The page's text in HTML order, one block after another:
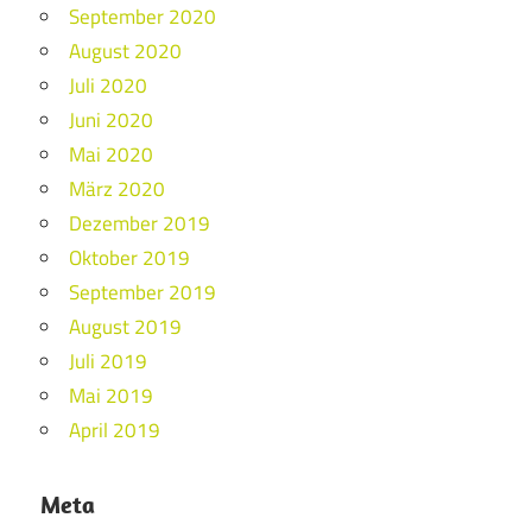
September 2020
August 2020
Juli 2020
Juni 2020
Mai 2020
März 2020
Dezember 2019
Oktober 2019
September 2019
August 2019
Juli 2019
Mai 2019
April 2019
Meta